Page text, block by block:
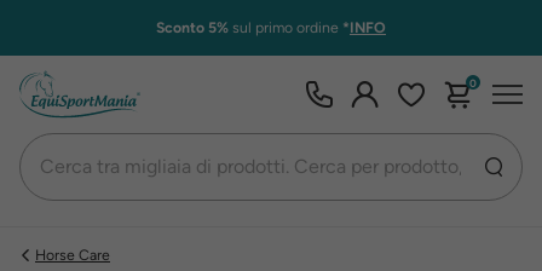
Sconto 5% sul primo ordine *INFO
0
Horse Care